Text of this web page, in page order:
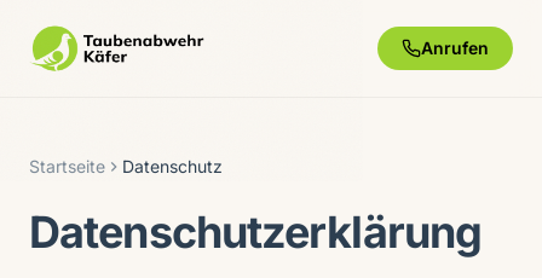
Anrufen
Startseite Datenschutz
Datenschutzerklärung